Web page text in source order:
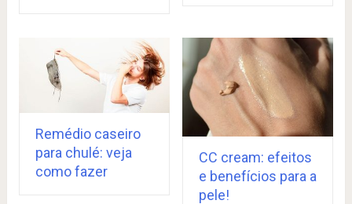
Remédio caseiro
para chulé: veja
como fazer
CC cream: efeitos
e benefícios para a
pele!